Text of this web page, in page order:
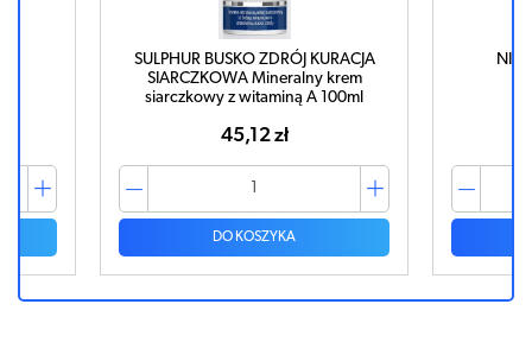
SULPHUR BUSKO ZDRÓJ KURACJA
SIARCZKOWA Mineralny krem
siarczkowy z witaminą A 100ml
45,12 zł
DO KOSZYKA